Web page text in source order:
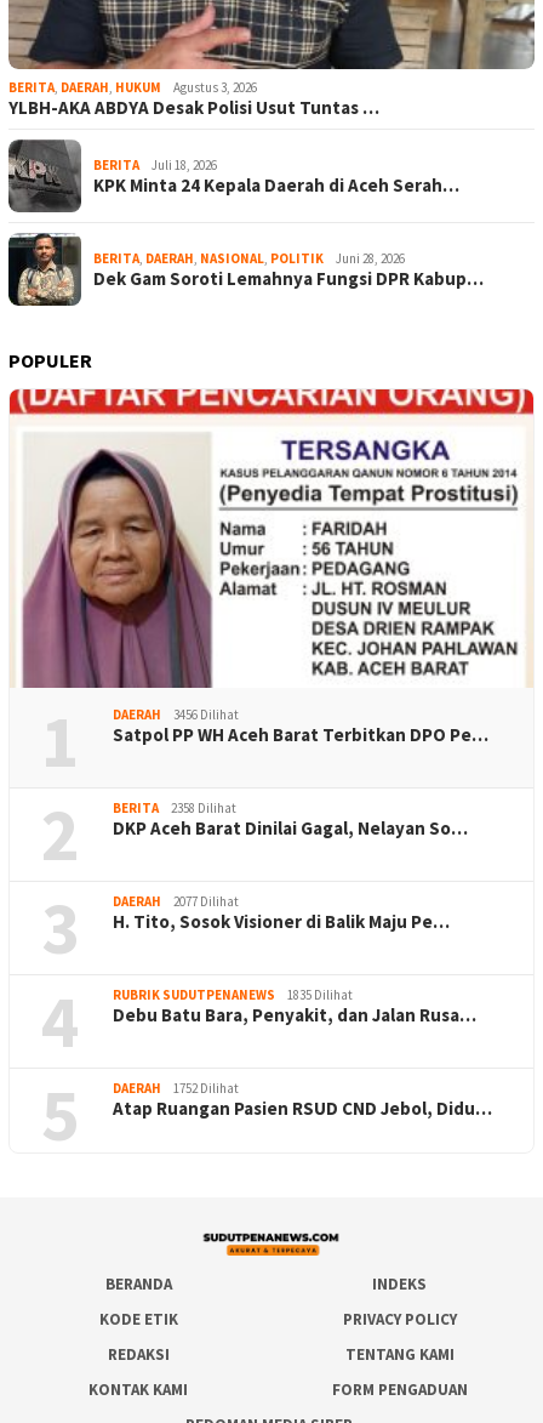
BERITA DAERAH HUKUM Agustus 3, 2026
YLBH-AKA ABDYA Desak Polisi Usut Tuntas …
BERITA Juli 18, 2026
KPK Minta 24 Kepala Daerah di Aceh Serah…
BERITA DAERAH NASIONAL POLITIK Juni 28, 2026
Dek Gam Soroti Lemahnya Fungsi DPR Kabup…
POPULER
1 DAERAH 3456 Dilihat
Satpol PP WH Aceh Barat Terbitkan DPO Pe…
2 BERITA 2358 Dilihat
DKP Aceh Barat Dinilai Gagal, Nelayan So…
3 DAERAH 2077 Dilihat
H. Tito, Sosok Visioner di Balik Maju Pe…
4 RUBRIK SUDUTPENANEWS 1835 Dilihat
Debu Batu Bara, Penyakit, dan Jalan Rusa…
5 DAERAH 1752 Dilihat
Atap Ruangan Pasien RSUD CND Jebol, Didu…
BERANDA
INDEKS
KODE ETIK
PRIVACY POLICY
REDAKSI
TENTANG KAMI
KONTAK KAMI
FORM PENGADUAN